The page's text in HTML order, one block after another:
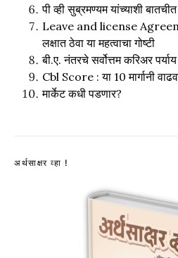
पी व्ही सुब्रमण्यम यांच्याशी
Leave and license
लक्षात ठेवा या महत्वाचा गोष्टी
बी.ए. नंतरचे सर्वोत्तम करिअर पर्याय
Cbl Score : या 10 मार्गानी
मार्केट कधी पडणार?
अर्थसाक्षर व्हा !